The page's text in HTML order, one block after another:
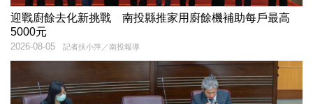
迎戰廚餘去化新挑戰 南投縣推家用廚餘機補助每戶最高
5000元
記者扶小萍／南投報導
2026-08-05